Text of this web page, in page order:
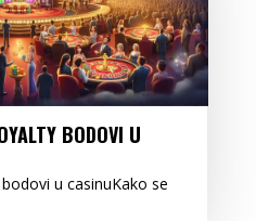
BODOVI U
u casinuKako se